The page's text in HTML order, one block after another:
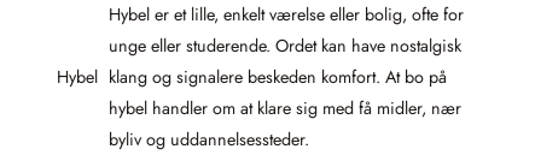
Hybel
Hybel er et lille, enkelt værelse eller bolig, ofte for
unge eller studerende. Ordet kan have nostalgisk
klang og signalere beskeden komfort. At bo på
hybel handler om at klare sig med få midler, nær
byliv og uddannelsessteder.